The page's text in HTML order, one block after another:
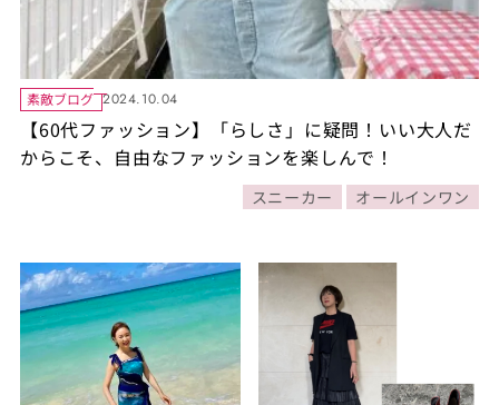
素敵ブログ 2024.10.04
【60代ファッション】「らしさ」に疑問！いい大人だ
からこそ、自由なファッションを楽しんで！
スニーカー オールインワン